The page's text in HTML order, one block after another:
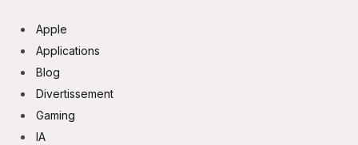
Apple
Applications
Blog
Divertissement
Gaming
IA